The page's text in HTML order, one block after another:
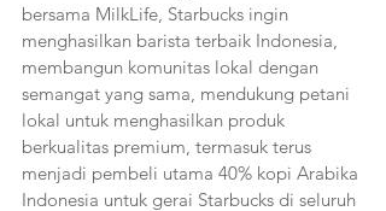
bersama MilkLife, Starbucks ingin
menghasilkan barista terbaik Indonesia,
membangun komunitas lokal dengan
semangat yang sama, mendukung petani
lokal untuk menghasilkan produk
berkualitas premium, termasuk terus
menjadi pembeli utama 40% kopi Arabika
Indonesia untuk gerai Starbucks di seluruh